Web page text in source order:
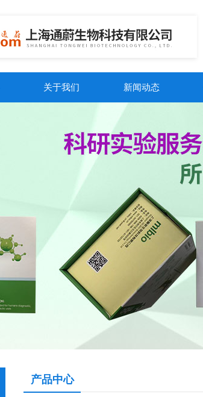
关于我们 新闻动态
产品中心